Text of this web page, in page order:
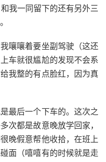
我一同留下的还有另外三
嚷嚷着要坐副驾驶（这还
车就很尴尬的发现不会系
我整的有点脸红，因为真
最后一个下车的。这次之
次都是故意晚放学回家，
晚假意帮他收拾，在班上
面（嘻嘻有的时候就是走